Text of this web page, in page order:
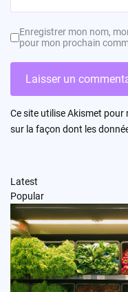
Enregistrer mon nom,
pour mon prochain
Ce site utilise Akismet pour
sur la façon dont les
Latest
Popular